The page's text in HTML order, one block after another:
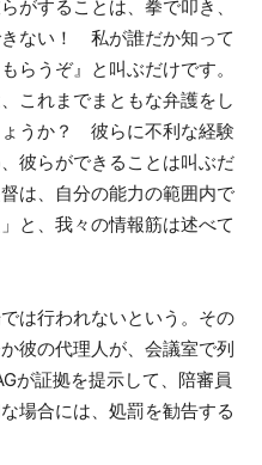
することは、拳で叩き、
ない！ 私が誰だか知って
うぞ』と叫ぶだけです。
これまでまともな弁護をし
うか？ 彼らに不利な経験
彼らができることは叫ぶだ
は、自分の能力の範囲内で
と、我々の情報筋は述べて
は行われないという。その
彼の代理人が、会議室で列
が証拠を提示して、陪審員
場合には、処罰を勧告する